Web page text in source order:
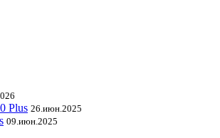
Plus 26.июн.2025
09.июн.2025